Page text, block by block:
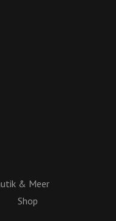
& Meer
Shop